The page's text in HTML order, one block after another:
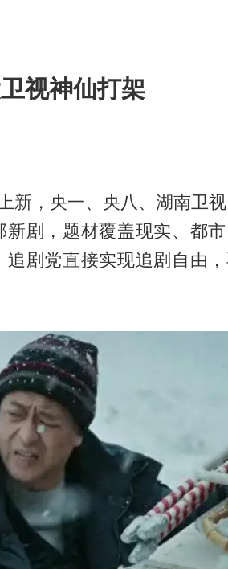
视神仙打架
，央一、央八、湖南卫视
剧，题材覆盖现实、都市
剧党直接实现追剧自由